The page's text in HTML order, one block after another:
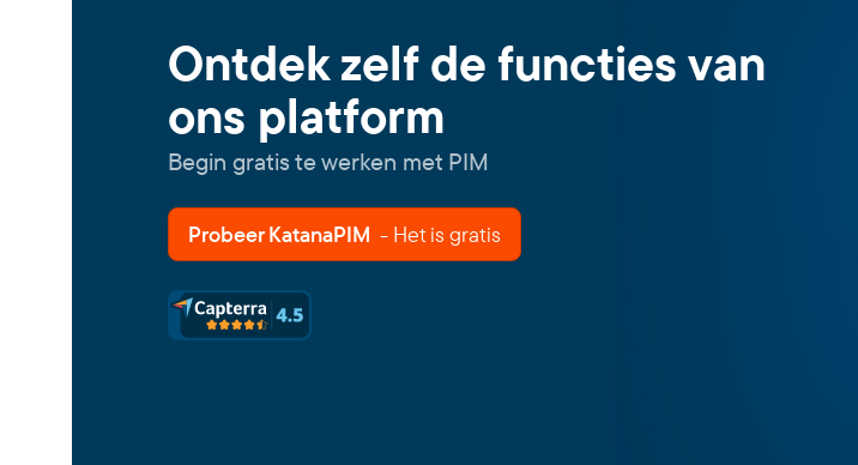
Ontdek zelf de functies van
ons platform
Begin gratis te werken met PIM
Probeer KatanaPIM - Het is gratis